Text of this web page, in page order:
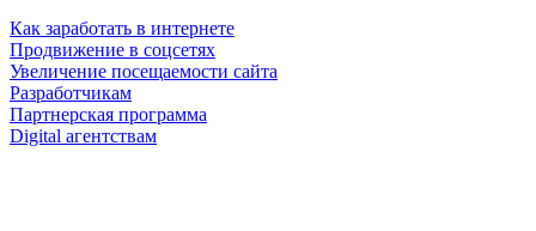
Как заработать в интернете
Продвижение в соцсетях
Увеличение посещаемости сайта
Разработчикам
Партнерская программа
Digital агентствам